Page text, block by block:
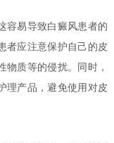
易导致白癜风患者的
者应注意保护自己的皮
物质等的侵扰。同时，
理产品，避免使用对皮